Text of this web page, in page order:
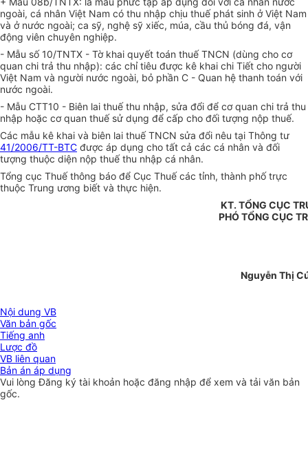
ngoài, cá nhân Việt Nam có thu nhập chịu thuế phát sinh ở Việt Nam
và ở nước ngoài; ca sỹ, nghệ sỹ xiếc, múa, cầu thủ bóng đá, vận
động viên chuyên nghiệp.
- Mẫu số 10/TNTX - Tờ khai quyết toán thuế TNCN (dùng cho cơ
quan chi trả thu nhập): các chỉ tiêu được kê khai chi Tiết cho người
Việt Nam và người nước ngoài, bỏ phần C - Quan hệ thanh toán với
nước ngoài.
- Mẫu CTT10 - Biên lai thuế thu nhập, sửa đổi để cơ quan chi trả thu
nhập hoặc cơ quan thuế sử dụng để cấp cho đối tượng nộp thuế.
Các mẫu kê khai và biên lai thuế TNCN sửa đổi nêu tại Thông tư
41/2006/TT-BTC được áp dụng cho tất cả các cá nhân và đối
tượng thuộc diện nộp thuế thu nhập cá nhân.
Tổng cục Thuế thông báo để Cục Thuế các tỉnh, thành phố trực
thuộc Trung ương biết và thực hiện.
KT. TỔNG CỤC
PHÓ TỔNG CỤC
Nguyễn Thị
Nội dung VB
Văn bản gốc
Tiếng anh
Lược đồ
VB liên quan
Bản án áp dụng
Vui lòngĐăng ký tài khoản hoặc đăng nhập để xem và tải văn bản
gốc.